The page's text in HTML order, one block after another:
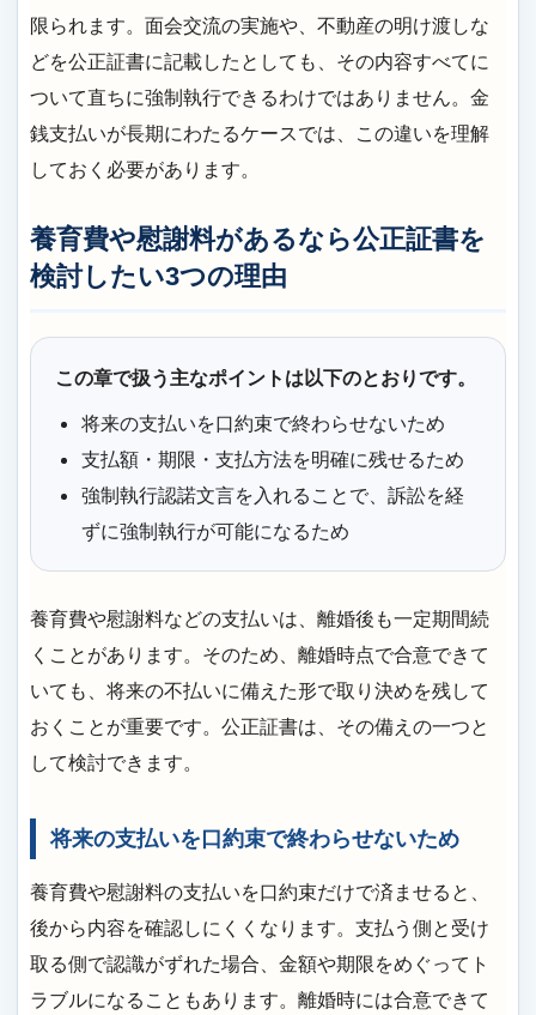
限られます。面会交流の実施や、不動産の明け渡しな
どを公正証書に記載したとしても、その内容すべてに
ついて直ちに強制執行できるわけではありません。金
銭支払いが長期にわたるケースでは、この違いを理解
しておく必要があります。
養育費や慰謝料があるなら公正証書を
検討したい3つの理由
この章で扱う主なポイントは以下のとおりです。
将来の支払いを口約束で終わらせないため
支払額・期限・支払方法を明確に残せるため
強制執行認諾文言を入れることで、訴訟を経
ずに強制執行が可能になるため
養育費や慰謝料などの支払いは、離婚後も一定期間続
くことがあります。そのため、離婚時点で合意できて
いても、将来の不払いに備えた形で取り決めを残して
おくことが重要です。公正証書は、その備えの一つと
して検討できます。
将来の支払いを口約束で終わらせないため
養育費や慰謝料の支払いを口約束だけで済ませると、
後から内容を確認しにくくなります。支払う側と受け
取る側で認識がずれた場合、金額や期限をめぐってト
ラブルになることもあります。離婚時には合意できて